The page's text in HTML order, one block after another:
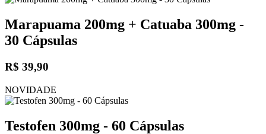
Marapuama 200mg + Catuaba 300mg -
30 Cápsulas
R$ 39,90
NOVIDADE
Testofen 300mg - 60 Cápsulas